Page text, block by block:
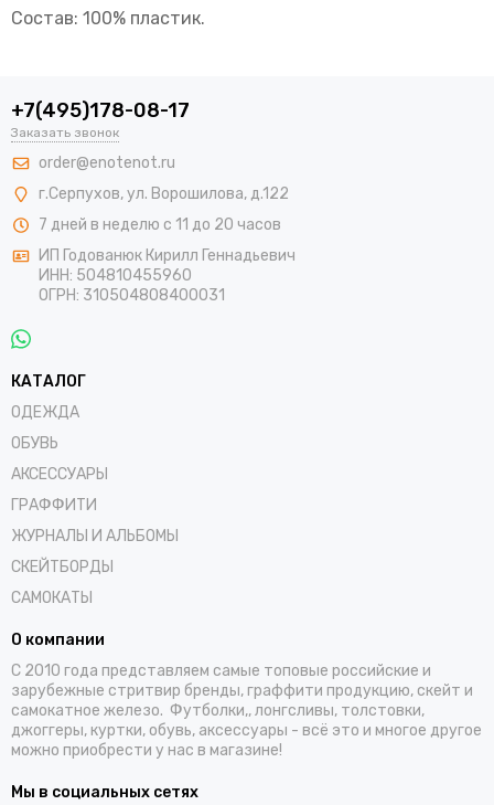
Состав: 100% пластик.
+7(495)178-08-17
Заказать звонок
order@enotenot.ru
г.Серпухов, ул. Ворошилова, д.122
7 дней в неделю с 11 до 20 часов
ИП Годованюк Кирилл Геннадьевич
ИНН: 504810455960
ОГРН: 310504808400031
КАТАЛОГ
ОДЕЖДА
ОБУВЬ
АКСЕССУАРЫ
ГРАФФИТИ
ЖУРНАЛЫ И АЛЬБОМЫ
СКЕЙТБОРДЫ
САМОКАТЫ
О компании
С 2010 года представляем самые топовые российские и
зарубежные стритвир бренды, граффити продукцию, скейт и
самокатное железо. Футболки,, лонгсливы, толстовки,
джоггеры, куртки, обувь, аксессуары - всё это и многое другое
можно приобрести у нас в магазине!
Мы в социальных сетях